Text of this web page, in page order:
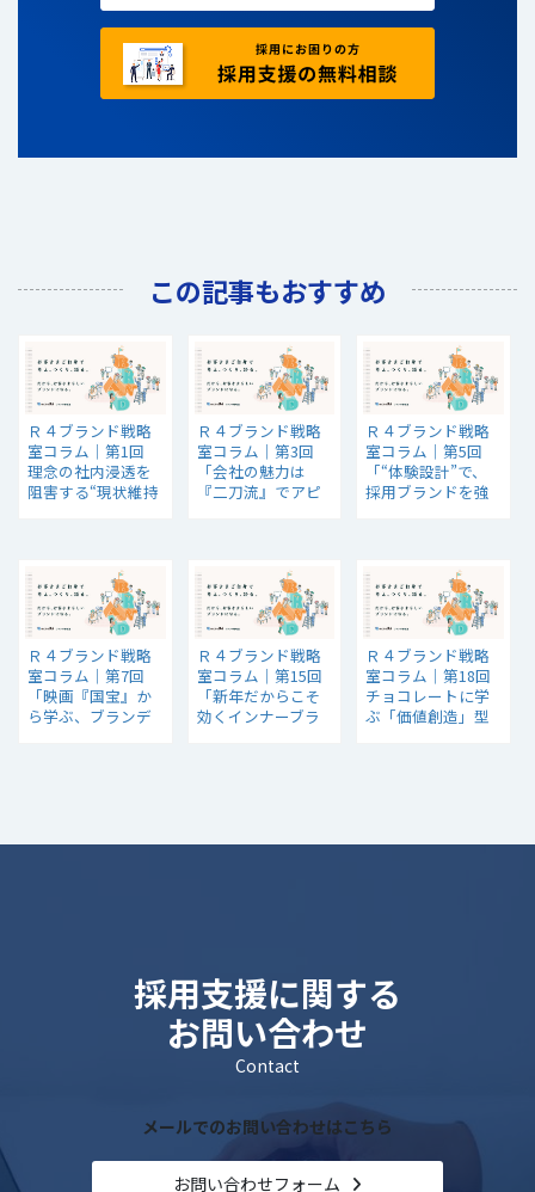
この記事もおすすめ
Ｒ４ブランド戦略
室コラム│第1回
理念の社内浸透を
阻害する“現状維持
Ｒ４ブランド戦略
室コラム│第3回
「会社の魅力は
『二刀流』でアピ
Ｒ４ブランド戦略
室コラム│第5回
「“体験設計”で、
採用ブランドを強
Ｒ４ブランド戦略
室コラム│第7回
「映画『国宝』か
ら学ぶ、ブランデ
Ｒ４ブランド戦略
室コラム│第15回
「新年だからこそ
効くインナーブラ
Ｒ４ブランド戦略
室コラム│第18回
チョコレートに学
ぶ「価値創造」型
採用支援に関する
お問い合わせ
Contact
メールでのお問い合わせはこちら
お問い合わせフォーム